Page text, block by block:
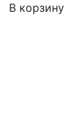
В корзину